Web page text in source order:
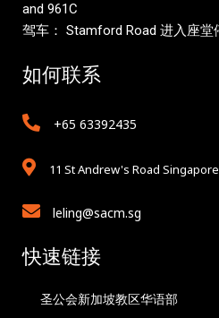
and 961C
驾车： Stamford Road 进入座堂
如何联系
+65 63392435
11 St Andrew's Road
leling@sacm.sg
快速链接
圣公会新加坡教区华语部